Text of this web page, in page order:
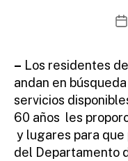
– Los residentes
andan en
servicios
60 años les
y lugares para que
del Departamento